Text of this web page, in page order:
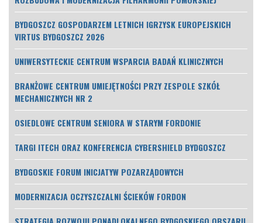
BYDGOSZCZ GOSPODARZEM LETNICH IGRZYSK EUROPEJSKICH
VIRTUS BYDGOSZCZ 2026
UNIWERSYTECKIE CENTRUM WSPARCIA BADAŃ KLINICZNYCH
BRANŻOWE CENTRUM UMIEJĘTNOŚCI PRZY ZESPOLE SZKÓŁ
MECHANICZNYCH NR 2
OSIEDLOWE CENTRUM SENIORA W STARYM FORDONIE
TARGI ITECH ORAZ KONFERENCJA CYBERSHIELD BYDGOSZCZ
BYDGOSKIE FORUM INICJATYW POZARZĄDOWYCH
MODERNIZACJA OCZYSZCZALNI ŚCIEKÓW FORDON